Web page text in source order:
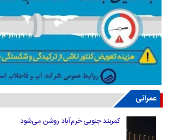
عمرانی
کمربند جنوبی خرم‌‌آباد روشن می‌شود